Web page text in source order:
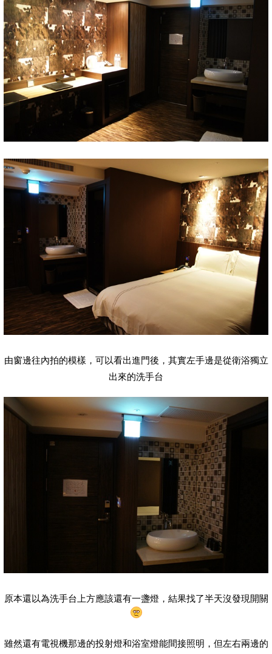
由窗邊往內拍的模樣，可以看出進門後，其實左手邊是從衛浴獨立
出來的洗手台
原本還以為洗手台上方應該還有一盞燈，結果找了半天沒發現開關
雖然還有電視機那邊的投射燈和浴室燈能間接照明，但左右兩邊的